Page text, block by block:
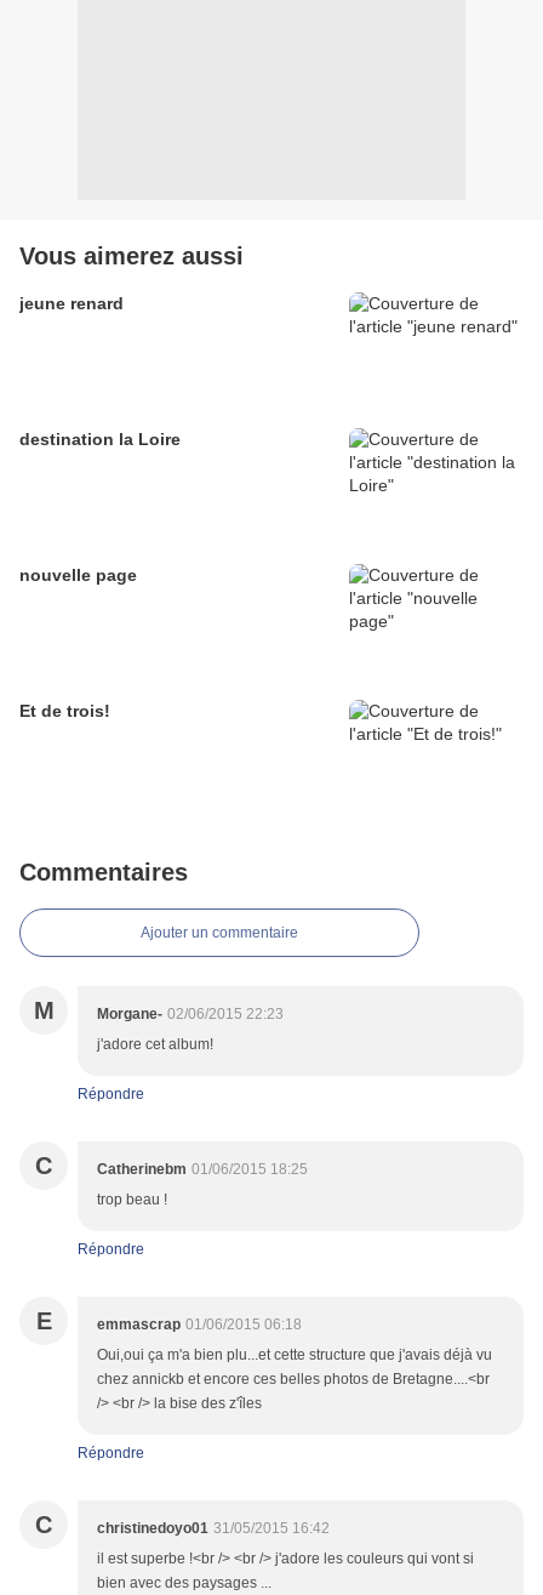
Vous aimerez aussi
jeune renard
destination la Loire
nouvelle page
Et de trois!
Commentaires
Ajouter un commentaire
M Morgane- 02/06/2015 22:23
j'adore cet album!
Répondre
C Catherinebm 01/06/2015 18:25
trop beau !
Répondre
E emmascrap 01/06/2015 06:18
Oui,oui ça m'a bien plu...et cette structure que j'avais déjà vu
chez annickb et encore ces belles photos de Bretagne....<br
/> <br /> la bise des z'îles
Répondre
C christinedoyo01 31/05/2015 16:42
il est superbe !<br /> <br /> j'adore les couleurs qui vont si
bien avec des paysages ...